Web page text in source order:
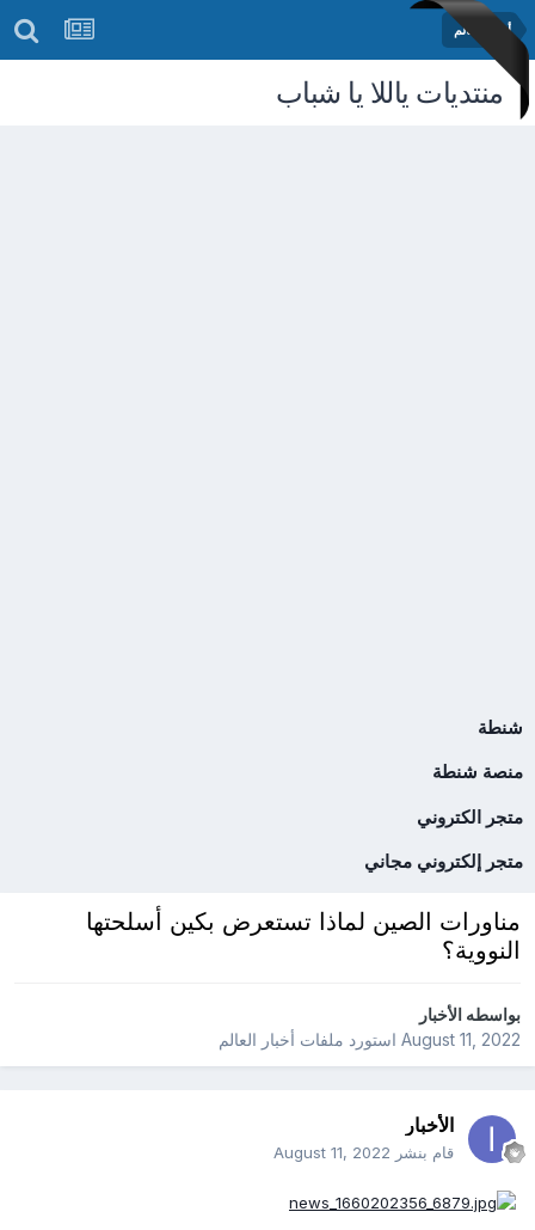
أخبار العالم
منتديات ياللا يا شباب
شنطة
منصة شنطة
متجر الكتروني
متجر إلكتروني مجاني
مناورات الصين لماذا تستعرض بكين أسلحتها
النووية؟
بواسطهالأخبار
August 11, 2022استورد ملفات أخبار العالم
الأخبار
قام بنشر August 11, 2022